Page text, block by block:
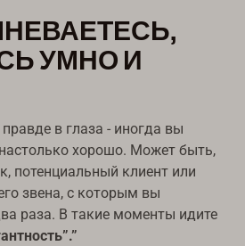
УМНО И
в глаза - иногда вы
настолько хорошо. Может быть,
потенциальный клиент или
звена, с которым вы
раза. В такие моменты идите
Deutsch
日本語
Nederlands
Dansk
Suomi